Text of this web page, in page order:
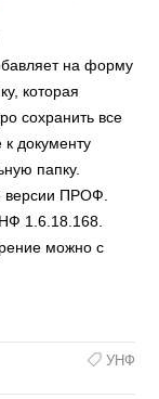
на форму
которая
сохранить все
документу
папку.
версии ПРОФ.
1.6.18.168.
можно с
УНФ